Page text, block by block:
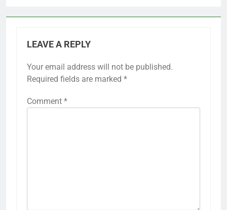
LEAVE A REPLY
Your email address will not be published.
Required fields are marked *
Comment *